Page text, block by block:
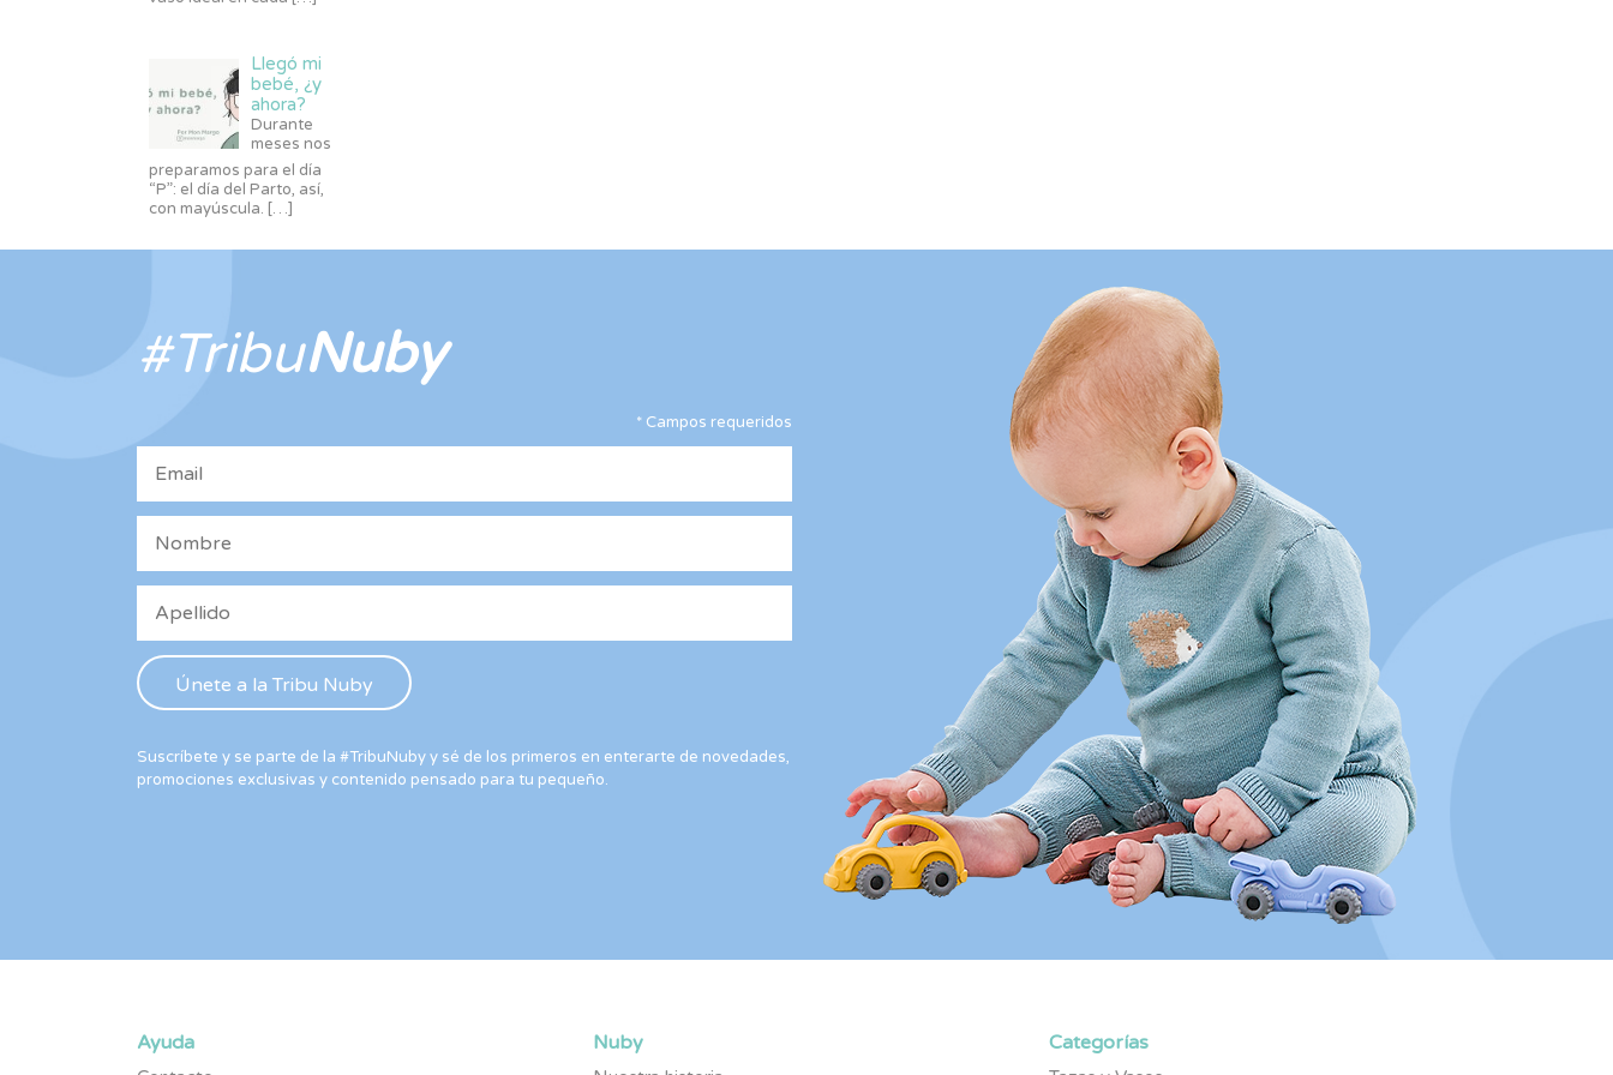
Llegó mi
bebé, ¿y
ahora?
Durante
meses nos
preparamos para el día
“P”: el día del Parto, así,
con mayúscula. […]
#TribuNuby
* Campos requeridos
Suscríbete y se parte de la #TribuNuby y sé de los primeros en enterarte de novedades,
promociones exclusivas y contenido pensado para tu pequeño.
Ayuda Nuby Categorías